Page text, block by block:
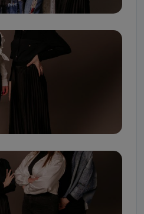
dobrowolne, nie jest
związane z żadnymi
Cofnięcia zgody można
sposób (e-mail, poczta
wiadomości Telewizji
miejscowości Ostrów
Wolności 19.
przekazać
w miejscowości
wykorzystywane w
profilowania.
zrobić z
danymi?